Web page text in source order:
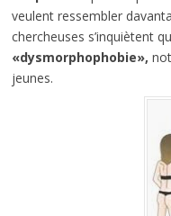
veulent ressembler
chercheuses s’inquiètent
«dysmorphophobie»,
jeunes.